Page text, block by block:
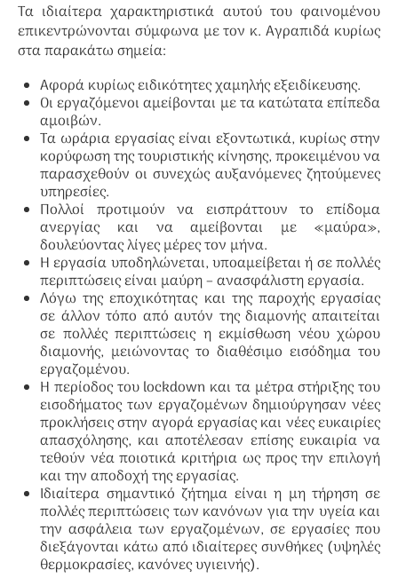
Τα ιδιαίτερα χαρακτηριστικά αυτού του φαινομένου
επικεντρώνονται σύμφωνα με τον κ. Αγραπιδά κυρίως
στα παρακάτω σημεία:
Αφορά κυρίως ειδικότητες χαμηλής εξειδίκευσης.
Οι εργαζόμενοι αμείβονται με τα κατώτατα επίπεδα
αμοιβών.
Τα ωράρια εργασίας είναι εξοντωτικά, κυρίως στην
κορύφωση της τουριστικής κίνησης, προκειμένου να
παρασχεθούν οι συνεχώς αυξανόμενες ζητούμενες
υπηρεσίες.
Πολλοί προτιμούν να εισπράττουν το επίδομα
ανεργίας και να αμείβονται με «μαύρα»,
δουλεύοντας λίγες μέρες τον μήνα.
Η εργασία υποδηλώνεται, υποαμείβεται ή σε πολλές
περιπτώσεις είναι μαύρη – ανασφάλιστη εργασία.
Λόγω της εποχικότητας και της παροχής εργασίας
σε άλλον τόπο από αυτόν της διαμονής απαιτείται
σε πολλές περιπτώσεις η εκμίσθωση νέου χώρου
διαμονής, μειώνοντας το διαθέσιμο εισόδημα του
εργαζομένου.
Η περίοδος του lockdown και τα μέτρα στήριξης του
εισοδήματος των εργαζομένων δημιούργησαν νέες
προκλήσεις στην αγορά εργασίας και νέες ευκαιρίες
απασχόλησης, και αποτέλεσαν επίσης ευκαιρία να
τεθούν νέα ποιοτικά κριτήρια ως προς την επιλογή
και την αποδοχή της εργασίας.
Ιδιαίτερα σημαντικό ζήτημα είναι η μη τήρηση σε
πολλές περιπτώσεις των κανόνων για την υγεία και
την ασφάλεια των εργαζομένων, σε εργασίες που
διεξάγονται κάτω από ιδιαίτερες συνθήκες (υψηλές
θερμοκρασίες, κανόνες υγιεινής).